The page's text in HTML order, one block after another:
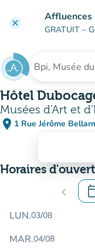
clear Affluences
GRATUIT –
Rechercher un
Hôtel
Musées d'Art et
place 1 Rue Jérôme
Horaires
chevron_left .
LUN.03/08
MAR.04/08